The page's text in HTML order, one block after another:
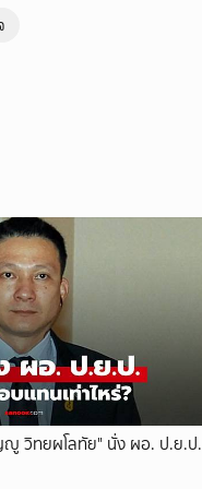
วิทยผโลทัย" นั่ง ผอ. ป.ย.ป.